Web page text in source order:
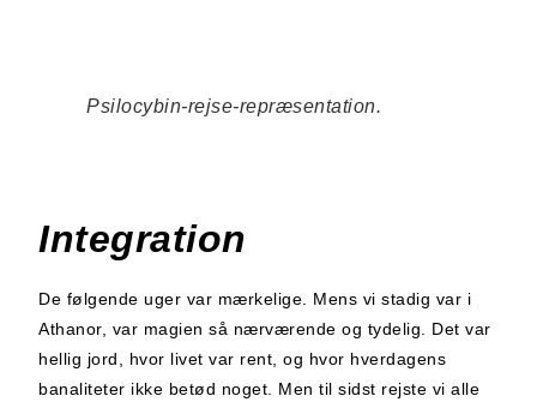
Psilocybin-rejse-repræsentation.
Integration
De følgende uger var mærkelige. Mens vi stadig var i
Athanor, var magien så nærværende og tydelig. Det var
hellig jord, hvor livet var rent, og hvor hverdagens
banaliteter ikke betød noget. Men til sidst rejste vi alle